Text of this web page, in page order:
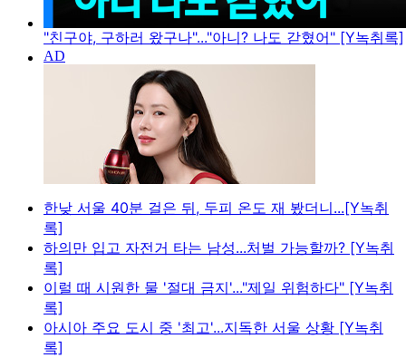
"친구야, 구하러 왔구나"..."아니? 나도 갇혔어" [Y녹취록]
한낮 서울 40분 걸은 뒤, 두피 온도 재 봤더니...[Y녹취
록]
하의만 입고 자전거 타는 남성...처벌 가능할까? [Y녹취
록]
이럴 때 시원한 물 '절대 금지'..."제일 위험하다" [Y녹취
록]
아시아 주요 도시 중 '최고'...지독한 서울 상황 [Y녹취
록]